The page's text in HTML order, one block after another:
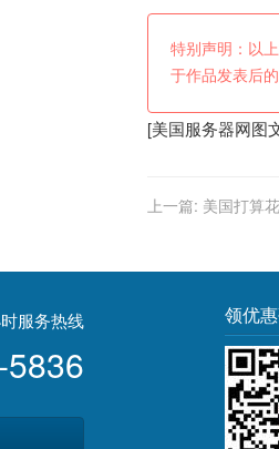
特别声明：以
于作品发表后
[美国服务器网图
上一篇: 美国打算
服务热线 领优